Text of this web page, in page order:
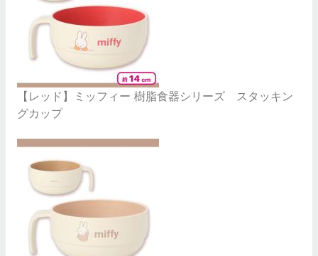
【レッド】ミッフィー 樹脂食器シリーズ スタッキン
グカップ